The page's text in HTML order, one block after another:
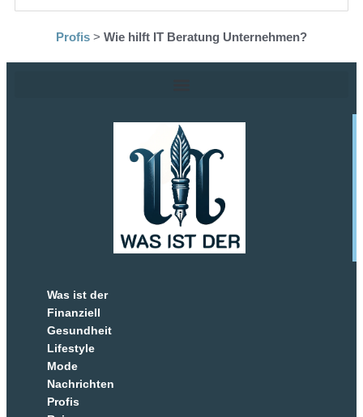
Profis > Wie hilft IT Beratung Unternehmen?
Was ist der
Finanziell
Gesundheit
Lifestyle
Mode
Nachrichten
Profis